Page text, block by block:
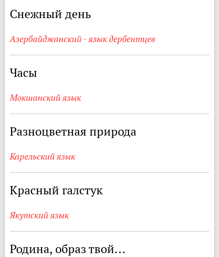
Снежный день
Азербайджанский - язык дербентцев
Часы
Мокшанский язык
Разноцветная природа
Карельский язык
Красный галстук
Якутский язык
Родина, образ твой...